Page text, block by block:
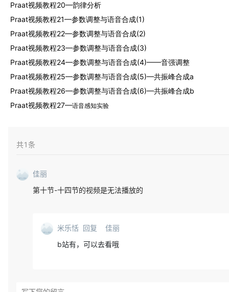
Praat视频教程20—韵律分析
Praat视频教程21—参数调整与语音合成(1)
Praat视频教程22—参数调整与语音合成(2)
Praat视频教程23—参数调整与语音合成(3)
Praat视频教程24—参数调整与语音合成(4)——音强调整
Praat视频教程25—参数调整与语音合成(5)—共振峰合成a
Praat视频教程26—参数调整与语音合成(6)—共振峰合成b
Praat视频教程27—语音感知实验
共1条
佳丽
第十节-十四节的视频是无法播放的
米乐恬 回复
佳丽
b站有，可以去看哦